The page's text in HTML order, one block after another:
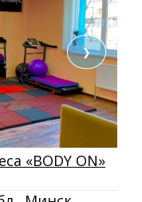
❯
«BODY ON»